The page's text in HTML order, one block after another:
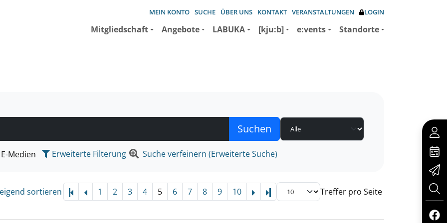
MEIN KONTO SUCHE ÜBER UNS KONTAKT VERANSTALTUNGEN LOGIN
Mitgliedschaft Angebote LABUKA [kju:b] e:vents Standorte
suchen wollen.
E-Medien Erweiterte Filterung Suche verfeinern (Erweiterte Suche)
sortieren 1 2 3 4 5 6 7 8 9 10 Letzte Seite Treffer pro Seite